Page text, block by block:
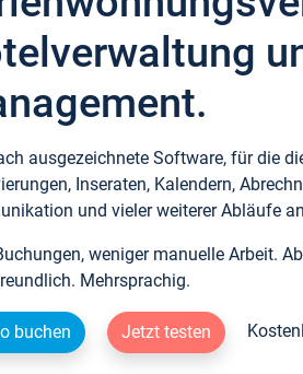
ausgezeichnete Software, für die
Inseraten, Kalendern,
und vieler weiterer Abläufe
weniger manuelle Arbeit.
Mehrsprachig.
buchen Jetzt testen